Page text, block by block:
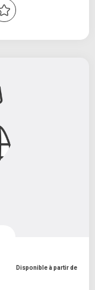
Disponible à partir de